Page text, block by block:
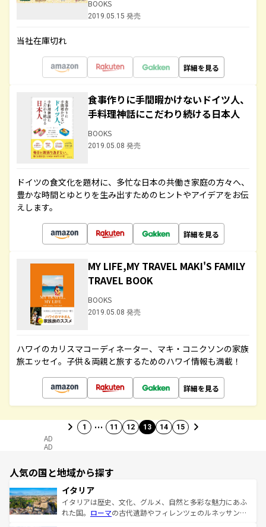
BOOKS
2019.05.15 発売
当社在庫切れ
詳細を見る
食事作りに手間暇かけないドイツ人、
手料理神話にこだわり続ける日本人
BOOKS
2019.05.08 発売
ドイツの食文化を題材に、多忙な日本の共働き家庭の方々へ、
豊かな時間とゆとりを生み出すためのヒントやアイデアをお伝
えします。
詳細を見る
MY LIFE,MY TRAVEL MAKI'S FAMILY
TRAVEL BOOK
BOOKS
2019.05.08 発売
ハワイのカリスマコーディネーター、マキ・コニクソンの家族
旅エッセイ。子供＆両親と旅するためのハワイ情報も満載！
詳細を見る
1 … 11 12 13 14 15
AD
AD
人気の国と地域から探す
イタリア
イタリアは歴史、文化、グルメ、自然と多彩な魅力にあふ
れた国。 ローマの古代遺跡やフィレンツェのルネッサンス